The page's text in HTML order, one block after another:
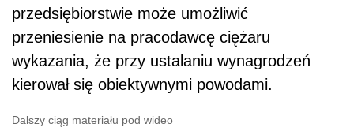
przedsiębiorstwie może umożliwić
przeniesienie na pracodawcę ciężaru
wykazania, że przy ustalaniu wynagrodzeń
kierował się obiektywnymi powodami.
Dalszy ciąg materiału pod wideo